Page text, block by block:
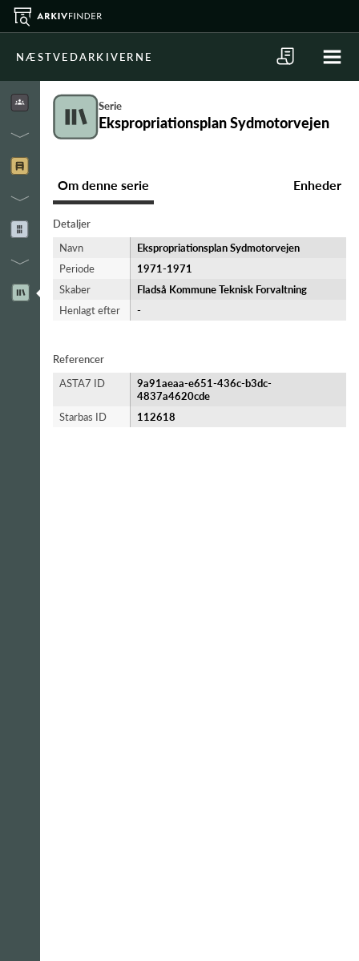
NÆSTVEDARKIVERNE
Serie
Ekspropriationsplan Sydmotorvejen
Om denne serie Enheder
Detaljer
Navn
Ekspropriationsplan Sydmotorvejen
Periode
1971-​1971
Skaber
Fladså Kommune Teknisk Forvaltning
Henlagt efter
-
Referencer
ASTA7 ID
9a91aeaa-e651-436c-b3dc-
4837a4620cde
Starbas ID
112618